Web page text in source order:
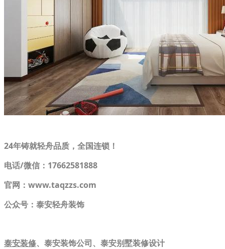
24年铸就轻舟品质，全国连锁！
电话/微信：17662581888
官网： www.taqzzs.com
公众号：泰安轻舟装饰
泰安装修、泰安装饰公司、泰安别墅装修设计